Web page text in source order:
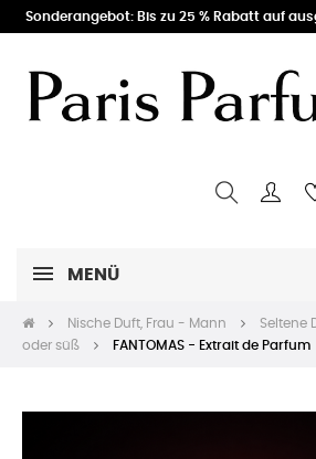
Sonderangebot: Bis zu 25 % Rabatt auf
MENÜ
Nische Duft, Frau - Mann
Seltene
oder süß
FANTOMAS - Extrait de Parfum